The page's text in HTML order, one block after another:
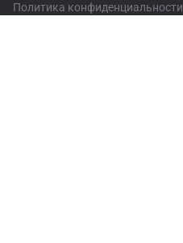
Политика конфиденциальности